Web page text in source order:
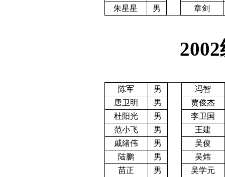
朱星星 男 章剑
2002
陈军 男
冯智
唐卫明
男
贾俊杰
杜阳光
男
李卫国
范小飞
男
王建
戚绪伟
男
吴俊
陆鹏
男
吴炜
苗正
男
吴学元